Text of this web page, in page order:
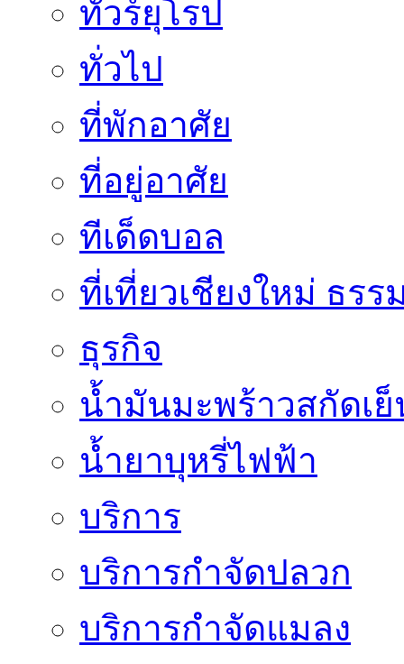
ทัวร์ยุโรป
ทั่วไป
ที่พักอาศัย
ที่อยู่อาศัย
ทีเด็ดบอล
ที่เที่ยวเชียงใหม่ ธรร
ธุรกิจ
น้ำมันมะพร้าวสกัดเ
น้ำยาบุหรี่ไฟฟ้า
บริการ
บริการกำจัดปลวก
บริการกำจัดแมลง